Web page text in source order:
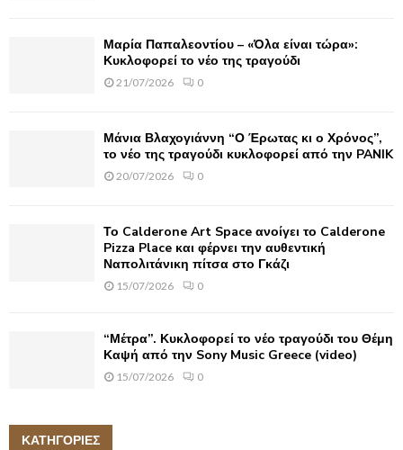
Μαρία Παπαλεοντίου – «Όλα είναι τώρα»:
Κυκλοφορεί το νέο της τραγούδι
21/07/2026 0
Μάνια Βλαχογιάννη “Ο Έρωτας κι ο Χρόνος”,
το νέο της τραγούδι κυκλοφορεί από την PANIK
20/07/2026 0
Το Calderone Art Space ανοίγει το Calderone
Pizza Place και φέρνει την αυθεντική
Ναπολιτάνικη πίτσα στο Γκάζι
15/07/2026 0
“Μέτρα”. Κυκλοφορεί το νέο τραγούδι του Θέμη
Καψή από την Sony Music Greece (video)
15/07/2026 0
ΚΑΤΗΓΟΡΙΕΣ